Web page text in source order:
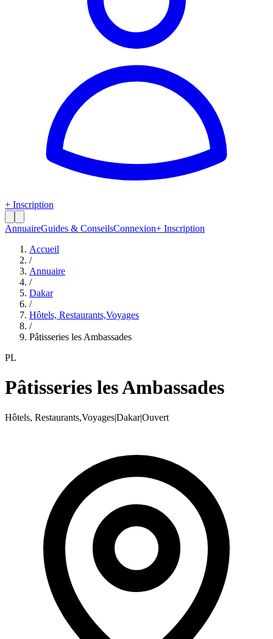
+ Inscription
AnnuaireGuides & ConseilsConnexion+ Inscription
Accueil
/
Annuaire
/
Dakar
/
Hôtels, Restaurants,Voyages
/
Pâtisseries les Ambassades
PL
Pâtisseries les Ambassades
Hôtels, Restaurants,Voyages|Dakar|Ouvert